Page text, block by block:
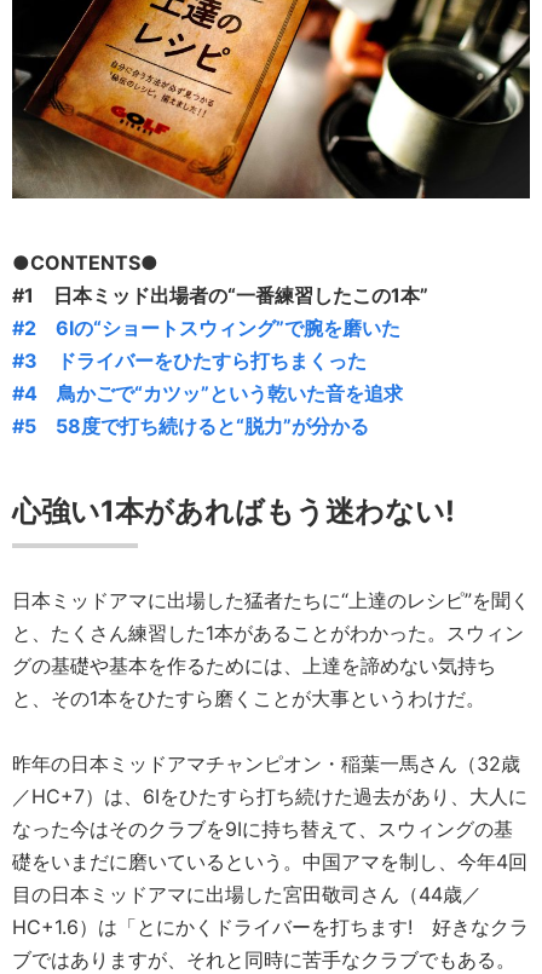
●CONTENTS●
#1 日本ミッド出場者の“一番練習したこの1本”
#2 6Iの“ショートスウィング”で腕を磨いた
#3 ドライバーをひたすら打ちまくった
#4 鳥かごで“カツッ”という乾いた音を追求
#5 58度で打ち続けると“脱力”が分かる
心強い1本があればもう迷わない!
日本ミッドアマに出場した猛者たちに“上達のレシピ”を聞く
と、たくさん練習した1本があることがわかった。スウィン
グの基礎や基本を作るためには、上達を諦めない気持ち
と、その1本をひたすら磨くことが大事というわけだ。
昨年の日本ミッドアマチャンピオン・稲葉一馬さん（32歳
／HC+7）は、6Iをひたすら打ち続けた過去があり、大人に
なった今はそのクラブを9Iに持ち替えて、スウィングの基
礎をいまだに磨いているという。中国アマを制し、今年4回
目の日本ミッドアマに出場した宮田敬司さん（44歳／
HC+1.6）は「とにかくドライバーを打ちます! 好きなクラ
ブではありますが、それと同時に苦手なクラブでもある。